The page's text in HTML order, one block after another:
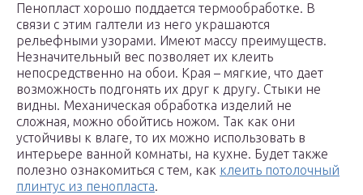
Пенопласт хорошо поддается термообработке. В
связи с этим галтели из него украшаются
рельефными узорами. Имеют массу преимуществ.
Незначительный вес позволяет их клеить
непосредственно на обои. Края – мягкие, что дает
возможность подгонять их друг к другу. Стыки не
видны. Механическая обработка изделий не
сложная, можно обойтись ножом. Так как они
устойчивы к влаге, то их можно использовать в
интерьере ванной комнаты, на кухне. Будет также
полезно ознакомиться с тем, как клеить потолочный
плинтус из пенопласта.